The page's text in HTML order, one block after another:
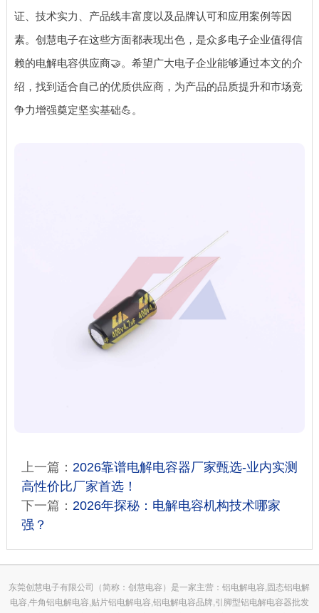
证、技术实力、产品线丰富度以及品牌认可和应用案例等因
素。创慧电子在这些方面都表现出色，是众多电子企业值得信
赖的电解电容供应商🤝。希望广大电子企业能够通过本文的介
绍，找到适合自己的优质供应商，为产品的品质提升和市场竞
争力增强奠定坚实基础💪。
上一篇： 2026靠谱电解电容器厂家甄选-业内实测
高性价比厂家首选！
下一篇： 2026年探秘：电解电容机构技术哪家
强？
东莞创慧电子有限公司（简称：创慧电容）是一家主营：铝电解电容,固态铝电解
电容,牛角铝电解电容,贴片铝电解电容,铝电解电容品牌,引脚型铝电解电容器批发